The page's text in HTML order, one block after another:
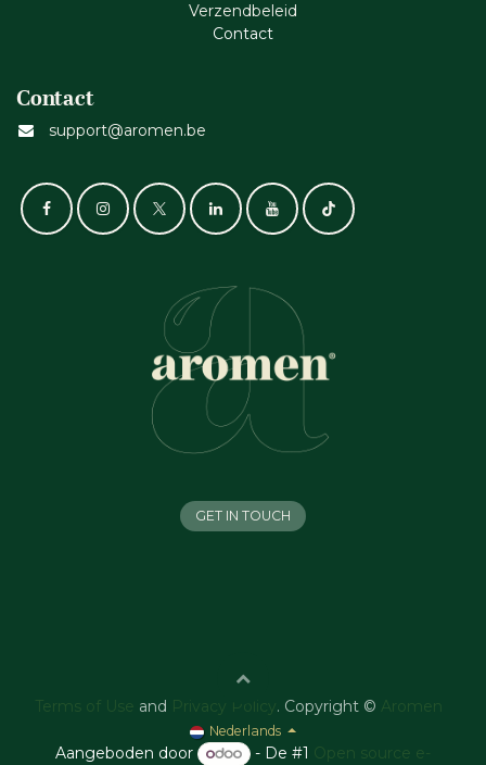
Verzendbeleid
Cont​act
Contact
support@aromen.be
GET IN TOUCH
Terms of Use and Privacy Policy . Copyright © Aromen
Nederlands
Aangeboden door - De #1 Open source e-